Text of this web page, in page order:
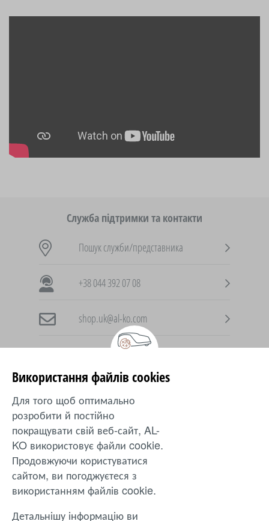
Служба підтримки та контакти
Пошук служби/представника
+38 044 392 07 08
shop.uk@al-ko.com
AL-KO в інших країнах
Захист | inTOUCH | Контакти
|
Оферта | Доставка
Використання файлів cookies
Для того щоб оптимально
розробити й постійно
покращувати свій веб-сайт, AL-
KO використовує файли cookie.
Продовжуючи користуватися
сайтом, ви погоджуєтеся з
використанням файлів cookie.
Детальнішу інформацію ви